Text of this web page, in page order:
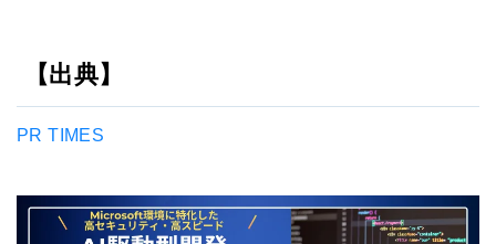
【出典】
PR TIMES